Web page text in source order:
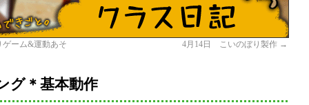
ゲーム&運動あそ
4月14日 こいのぼり製作 →
グ＊基本動作